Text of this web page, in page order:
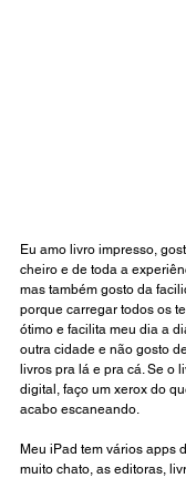
Eu amo livro impresso,
cheiro e de toda a
mas também gosto da
porque carregar todos os
ótimo e facilita meu dia a
outra cidade e não gosto
livros pra lá e pra cá. Se o
digital, faço um xerox do
acabo escaneando.
Meu iPad tem vários apps
muito chato, as editoras,